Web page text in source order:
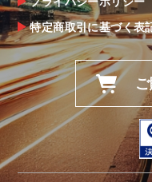
特定商取引に基づく表